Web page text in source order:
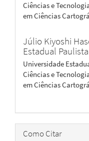
Ciências e
em Ciências
Júlio Kiyoshi
Estadual
Universidade
Ciências e
em Ciências
Como Citar